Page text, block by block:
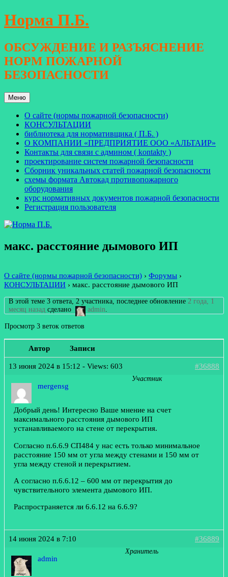
Перейти
к
Норма П.Б.
ОБСУЖДЕНИЕ И РАЗЪЯСНЕНИЕ
НОРМ ПОЖАРНОЙ
БЕЗОПАСНОСТИ
Меню
О сайте (нормы пожарной безопасности)
КОНСУЛЬТАЦИИ
библиотека для нормативщика ( П.Б. )
О КОМПАНИИ «ПРЕДПРИЯТИЕ ООО «АЛЬТАИР»
Контакты для связи с админом ( kontakty )
проектирование систем пожарной безопасности
Сборник уникальных статей пожарной безопасности
схемы формата Автокад противопожарного
оборудования
курс нормативных документов пожарной безопасности
Регистрация пользователя
макс. расстояние дымового ИП
О сайте (нормы пожарной безопасности) › Форумы ›
КОНСУЛЬТАЦИИ › макс. расстояние дымового ИП
В этой теме 3 ответа, 2 участника, последнее обновление 2 года, 1
месяц назад сделано admin
Просмотр 3 веток ответов
Автор Записи
13 июня 2024 в 15:12 - Views: 603 #36888
mergensg
Участник
Добрый день! Интересно Ваше мнение на счет
максимального расстояния дымового ИП
устанавливаемого на стене от перекрытия.
Согласно п.6.6.9 СП484 у нас есть только минимальное
расстояние 150 мм от угла между стенами и 150 мм от
угла между стеной и перекрытием.
А согласно п.6.6.12 – 600 мм от перекрытия до
чувствительного элемента дымового ИП.
Распространяется ли 6.6.12 на 6.6.9?
14 июня 2024 в 7:10 #36889
admin
Хранитель